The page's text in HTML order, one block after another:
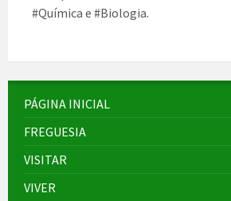
#Química e #Biologia.
PÁGINA INICIAL
FREGUESIA
VISITAR
VIVER